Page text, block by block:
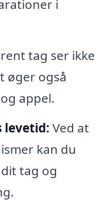
i
tag ser ikke
øger også
appel.
levetid: Ved at
kan du
tag og